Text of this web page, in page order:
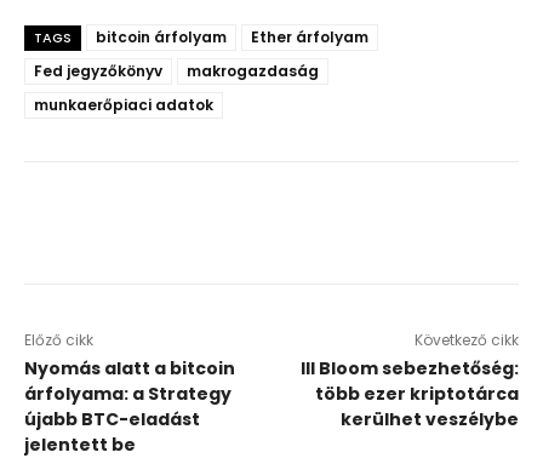
TAGS bitcoin árfolyam
Ether árfolyam
Fed jegyzőkönyv
makrogazdaság
munkaerőpiaci adatok
Előző cikk
Nyomás alatt a bitcoin
árfolyama: a Strategy
újabb BTC-eladást
jelentett be
Következő cikk
Ill Bloom sebezhetőség:
több ezer kriptotárca
kerülhet veszélybe